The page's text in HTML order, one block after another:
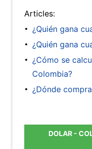
Articles:
¿Quién gana
¿Quién gana
¿Cómo se
Colombia?
¿Dónde
DOLAR -